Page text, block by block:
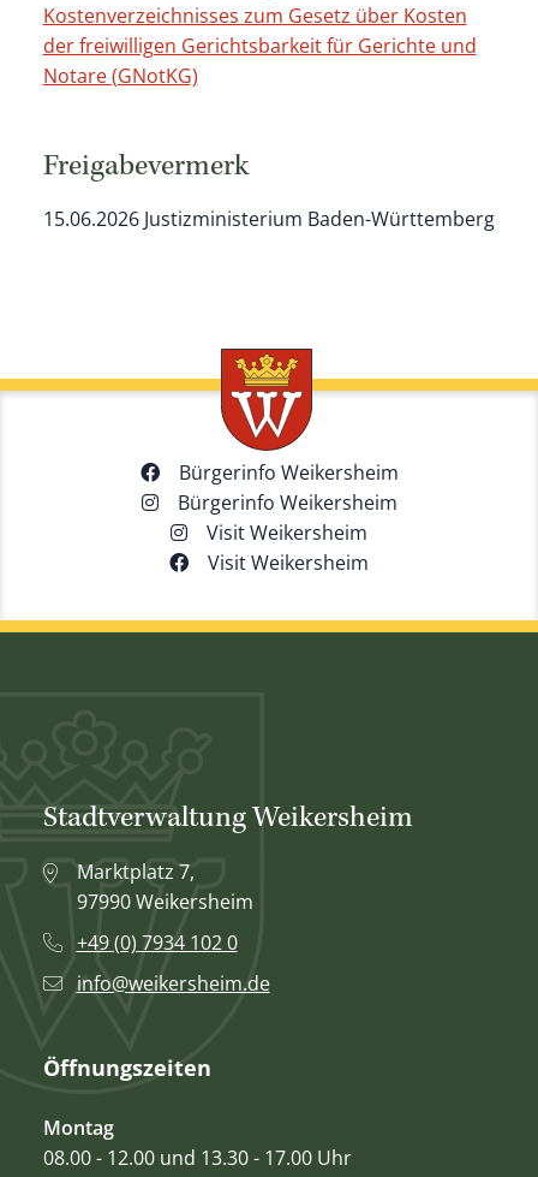
Kostenverzeichnisses zum Gesetz über Kosten
der freiwilligen Gerichtsbarkeit für Gerichte und
Notare (GNotKG)
Freigabevermerk
15.06.2026 Justizministerium Baden-Württemberg
Bürgerinfo Weikersheim
Bürgerinfo Weikersheim
Visit Weikersheim
Visit Weikersheim
Stadtverwaltung Weikersheim
Marktplatz 7,
97990 Weikersheim
+49 (0) 7934 102 0
info@weikersheim.de
Öffnungszeiten
Montag
08.00 - 12.00 und 13.30 - 17.00 Uhr